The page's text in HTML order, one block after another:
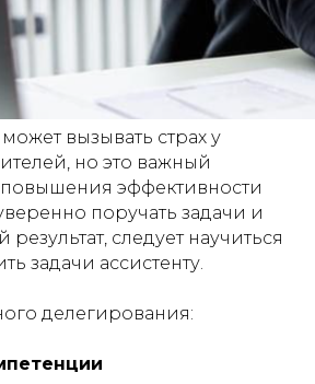
вызывать страх у
но это важный
эффективности
поручать задачи и
следует научиться
задачи ассистенту.
делегирования: